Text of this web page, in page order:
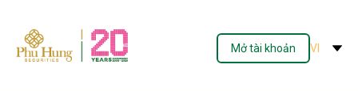
Mở tài khoản VI